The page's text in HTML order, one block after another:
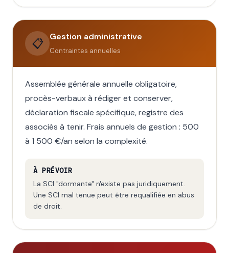
📋 Gestion administrative
Contraintes annuelles
Assemblée générale annuelle obligatoire,
procès-verbaux à rédiger et conserver,
déclaration fiscale spécifique, registre des
associés à tenir. Frais annuels de gestion : 500
à 1 500 €/an selon la complexité.
À PRÉVOIR
La SCI "dormante" n'existe pas juridiquement.
Une SCI mal tenue peut être requalifiée en abus
de droit.